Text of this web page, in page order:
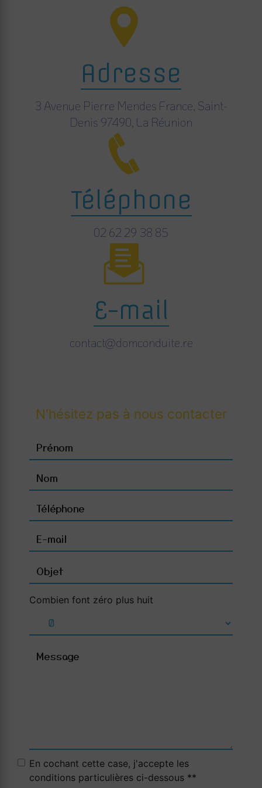
Adresse
3 Avenue Pierre Mendes France, Saint-
Denis 97490, La Réunion
Téléphone
02 62 29 38 85
E-mail
contact@domconduite.re
N'hésitez pas à nous contacter
Combien font zéro plus huit
En cochant cette case, j'accepte les
conditions particulières ci-dessous **